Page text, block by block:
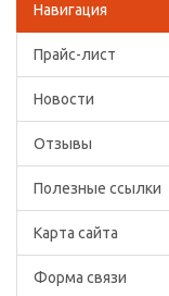
Навигация
Прайс-лист
Новости
Отзывы
Полезные ссылки
Карта сайта
Форма связи